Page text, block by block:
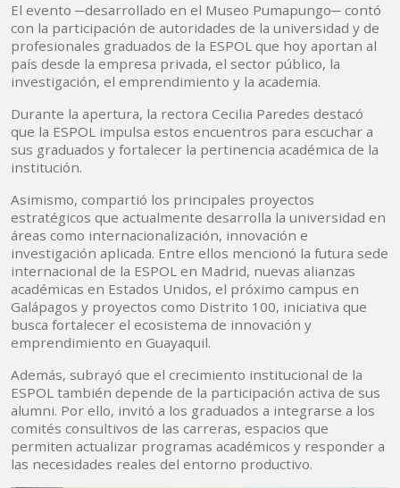
El evento ─desarrollado en el Museo Pumapungo─ contó
con la participación de autoridades de la universidad y de
profesionales graduados de la ESPOL que hoy aportan al
país desde la empresa privada, el sector público, la
investigación, el emprendimiento y la academia.
Durante la apertura, la rectora Cecilia Paredes destacó
que la ESPOL impulsa estos encuentros para escuchar a
sus graduados y fortalecer la pertinencia académica de la
institución.
Asimismo, compartió los principales proyectos
estratégicos que actualmente desarrolla la universidad en
áreas como internacionalización, innovación e
investigación aplicada. Entre ellos mencionó la futura sede
internacional de la ESPOL en Madrid, nuevas alianzas
académicas en Estados Unidos, el próximo campus en
Galápagos y proyectos como Distrito 100, iniciativa que
busca fortalecer el ecosistema de innovación y
emprendimiento en Guayaquil.
Además, subrayó que el crecimiento institucional de la
ESPOL también depende de la participación activa de sus
alumni. Por ello, invitó a los graduados a integrarse a los
comités consultivos de las carreras, espacios que
permiten actualizar programas académicos y responder a
las necesidades reales del entorno productivo.